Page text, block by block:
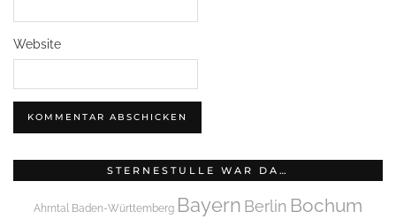
Website
STERNESTULLE WAR DA…
Ahrntal Baden-Württemberg Bayern Berlin Bochum